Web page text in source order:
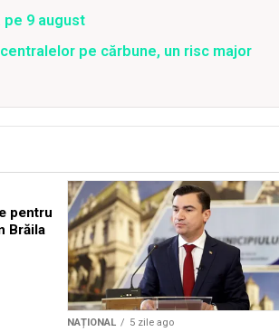
pe 9 august
pe cărbune, un risc major
pentru
Brăila
NAȚIONAL 5 zile ago